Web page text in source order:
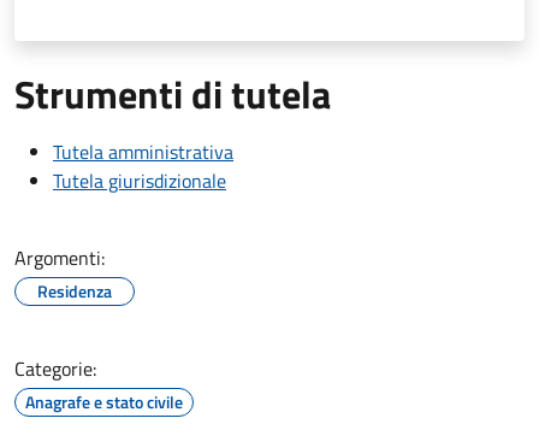
Strumenti di tutela
Tutela amministrativa
Tutela giurisdizionale
Argomenti:
Residenza
Categorie:
Anagrafe e stato civile